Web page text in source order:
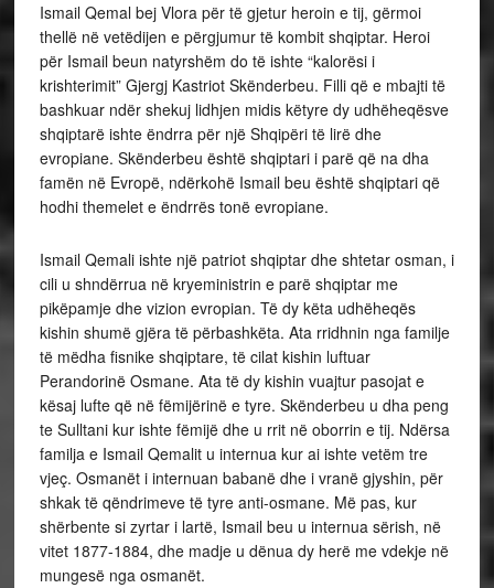
Ismail Qemal bej Vlora për të gjetur heroin e tij, gërmoi
thellë në vetëdijen e përgjumur të kombit shqiptar. Heroi
për Ismail beun natyrshëm do të ishte “kalorësi i
krishterimit” Gjergj Kastriot Skënderbeu. Filli që e mbajti të
bashkuar ndër shekuj lidhjen midis këtyre dy udhëheqësve
shqiptarë ishte ëndrra për një Shqipëri të lirë dhe
evropiane. Skënderbeu është shqiptari i parë që na dha
famën në Evropë, ndërkohë Ismail beu është shqiptari që
hodhi themelet e ëndrrës tonë evropiane.
Ismail Qemali ishte një patriot shqiptar dhe shtetar osman, i
cili u shndërrua në kryeministrin e parë shqiptar me
pikëpamje dhe vizion evropian. Të dy këta udhëheqës
kishin shumë gjëra të përbashkëta. Ata rridhnin nga familje
të mëdha fisnike shqiptare, të cilat kishin luftuar
Perandorinë Osmane. Ata të dy kishin vuajtur pasojat e
kësaj lufte që në fëmijërinë e tyre. Skënderbeu u dha peng
te Sulltani kur ishte fëmijë dhe u rrit në oborrin e tij. Ndërsa
familja e Ismail Qemalit u internua kur ai ishte vetëm tre
vjeç. Osmanët i internuan babanë dhe i vranë gjyshin, për
shkak të qëndrimeve të tyre anti-osmane. Më pas, kur
shërbente si zyrtar i lartë, Ismail beu u internua sërish, në
vitet 1877-1884, dhe madje u dënua dy herë me vdekje në
mungesë nga osmanët.